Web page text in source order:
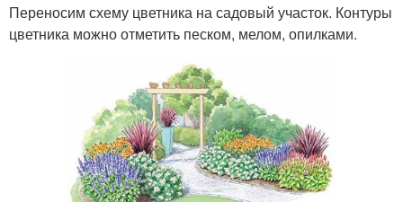
Переносим схему цветника на садовый участок. Контуры
цветника можно отметить песком, мелом, опилками.